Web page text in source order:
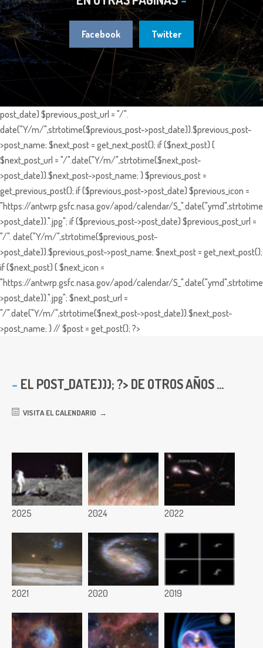
Facebook Twitter
post_date) $previous_post_url = "/".
date("Y/m/",strtotime($previous_post->post_date)).$previous_post-
>post_name; $next_post = get_next_post(); if ($next_post) {
$next_post_url = "/".date("Y/m/",strtotime($next_post-
>post_date)).$next_post->post_name; } $previous_post =
get_previous_post(); if ($previous_post->post_date) $previous_icon =
"https://antwrp.gsfc.nasa.gov/apod/calendar/
>post_date)).".jpg"; if ($previous_post->post_date) $previous_post_url =
"/". date("Y/m/",strtotime($previous_post-
>post_date)).$previous_post->post_name; $next_post = get_next_post();
if ($next_post) { $next_icon =
"https://antwrp.gsfc.nasa.gov/apod/calendar/
>post_date)).".jpg"; $next_post_url =
"/".date("Y/m/",strtotime($next_post->post_date)).$next_post-
>post_name; } // $post = get_post(); ?>
EL POST_DATE))); ?> DE OTROS AÑOS ...
VISITA EL CALENDARIO
2025 2024 2022
2021 2020 2019